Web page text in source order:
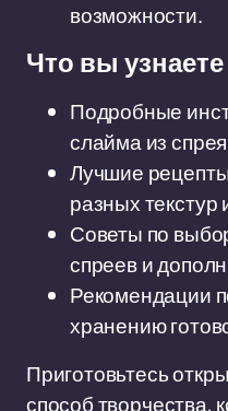
возможности.
Что вы узнаете
Подробные
слайма из
Лучшие
разных
Советы по
спреев и
Рекомендации
хранению
Приготовьтесь
способ творчества,